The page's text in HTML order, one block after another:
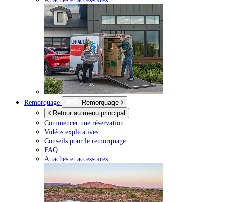
Remorquage
Remorquage
Retour au menu principal
Commencer une réservation
Vidéos explicatives
Conseils pour le remorquage
FAQ
Attaches et accessoires